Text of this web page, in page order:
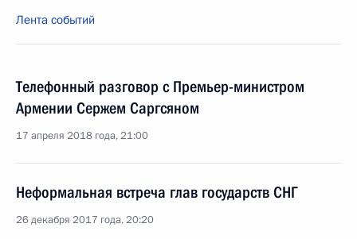
Лента событий
Телефонный разговор с Премьер-министром
Армении Сержем Саргсяном
17 апреля 2018 года, 21:00
Неформальная встреча глав государств СНГ
26 декабря 2017 года, 20:20